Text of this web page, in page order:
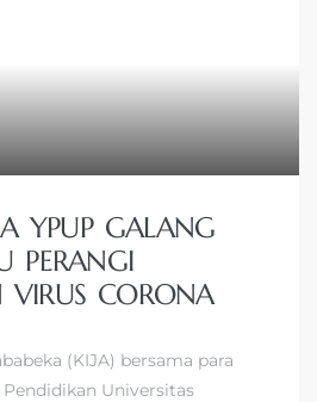
YPUP GALANG
PERANGI
VIRUS CORONA
(KIJA) bersama para
Universitas